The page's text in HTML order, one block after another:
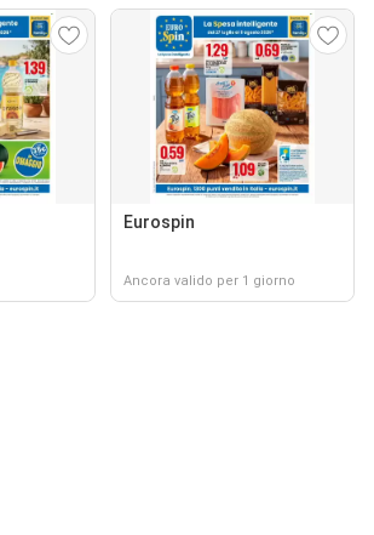
Eurospin
Ancora valido per 1 giorno